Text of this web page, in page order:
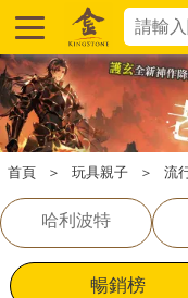
首頁 ＞ 玩具親子 ＞ 流
哈利波特
暢銷榜